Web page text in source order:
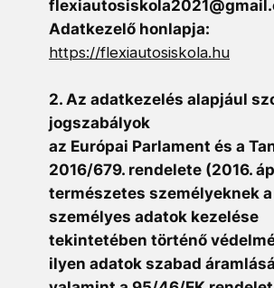
Adatkezelő honlapja:
https://flexiautosiskola.hu
2. Az adatkezelés alapjául
jogszabályok
az Európai Parlament és a
2016/679. rendelete (2016.
természetes személyeknek a
személyes adatok kezelése
tekintetében történő
ilyen adatok szabad